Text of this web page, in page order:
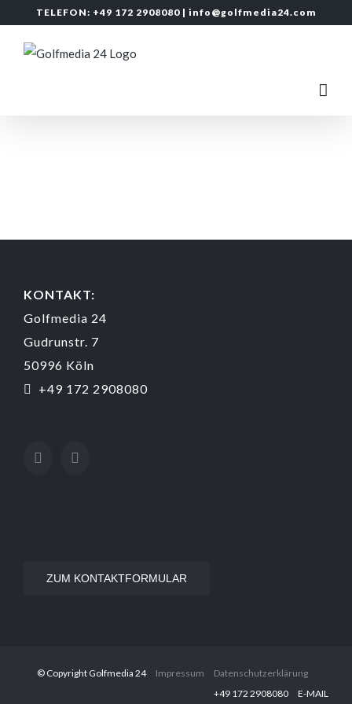
springen
TELEFON: +49 172 2908080 | info@golfmedia24.com
KONTAKT:
Golfmedia 24
Gudrunstr. 7
50996 Köln
+49 172 2908080
ZUM KONTAKTFORMULAR
© Copyright Golfmedia 24 Impressum
Datenschutzerklärung
‭+49 172 2908080‬
E-MAIL